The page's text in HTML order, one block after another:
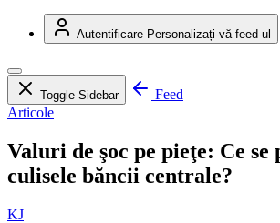
Autentificare Personalizați-vă feed-ul
Toggle Sidebar
Feed
Articole
Valuri de şoc pe pieţe: Ce se
culisele băncii centrale?
KJ